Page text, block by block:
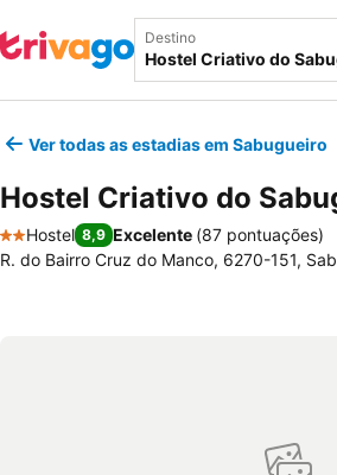
Destino
Ver todas as estadias em Sabugueiro
Hostel Criativo do
2 Estrelas
Hostel 8,9 Excelente (87 pontuações)
R. do Bairro Cruz do Manco, 6270-151,